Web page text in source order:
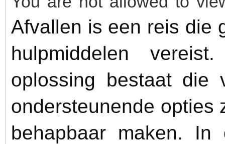
Afvallen is een reis die
hulpmiddelen
oplossing bestaat die
ondersteunende opties
behapbaar maken. In